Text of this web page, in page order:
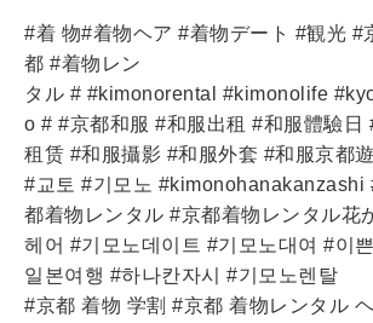
#着 物#着物ヘア #着物デート #観光 #
都 #着物レン
タル # #kimonorental #kimonolife
o # #京都和服 #和服出租 #和服體驗日
租赁 #和服攝影 #和服外套 #和服京都
#교토 #기모노 #kimonohanakanzashi
都着物レンタル #京都着物レンタル花
헤어 #기모노데이트 #기모노대여 #이
일본여행 #하나칸자시 #기모노렌탈
#京都 着物 学割 #京都 着物レンタル